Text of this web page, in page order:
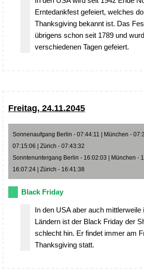
Erntedankfest gefeiert, welches
Thanksgiving bekannt ist. Das
übrigens schon seit 1789 und
verschiedenen Tagen gefeiert.
Freitag, 24.11.2045
Sonnenaufgang Berlin - 07:44:11 | München -
07:15:06 | Zürich - 07:43:32
Sonntenuntergang Berlin - 16:02:03 | München -
16:07:24 | Zürich - 16:41:38
Black Friday
In den USA aber auch mittlerweile
Ländern ist der Black Friday der
schlecht hin. Er findet immer am
Thanksgiving statt.